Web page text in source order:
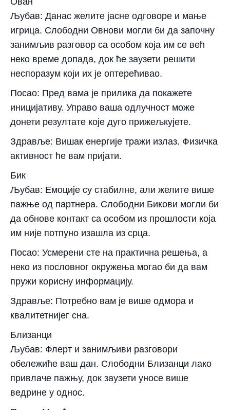
Љубав: Данас желите јасне одговоре и мање
игрица. Слободни Овнови могли би да започну
занимљив разговор са особом која им се већ
неко време допада, док ће заузети решити
неспоразум који их је оптерећивао.
Посао: Пред вама је прилика да покажете
иницијативу. Управо ваша одлучност може
донети резултате које дуго прижељкујете.
Здравље: Вишак енергије тражи излаз. Физичка
активност ће вам пријати.
Бик
Љубав: Емоције су стабилне, али желите више
пажње од партнера. Слободни Бикови могли би
да обнове контакт са особом из прошлости која
им није потпуно изашла из срца.
Посао: Усмерени сте на практична решења, а
неко из пословног окружења могао би да вам
пружи корисну информацију.
Здравље: Потребно вам је више одмора и
квалитетнијег сна.
Близанци
Љубав: Флерт и занимљиви разговори
обележиће ваш дан. Слободни Близанци лако
привлаче пажњу, док заузети уносе више
ведрине у однос.